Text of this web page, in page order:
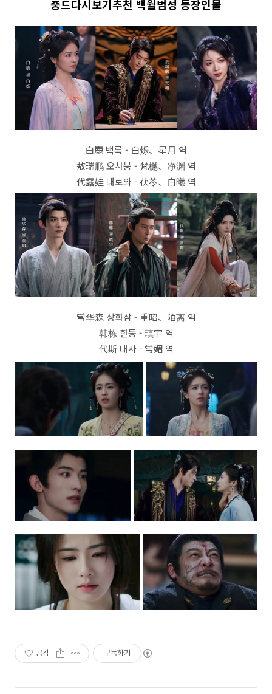
중드다시보기추천 백월범성 등장인물
白鹿 백록 - 白烁、星月 역
敖瑞鹏 오서붕 - 梵樾、净渊 역
代露娃 대로와 - 茯苓、白曦 역
常华森 상화삼 - 重昭、陌离 역
韩栋 한동 - 瑱宇 역
代斯 대사 - 常媚 역
공감 구독하기